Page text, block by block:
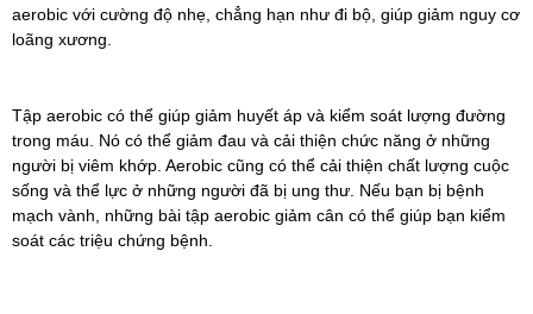
aerobic với cường độ nhẹ, chẳng hạn như đi bộ, giúp giảm nguy cơ
loãng xương.
Tập aerobic có thể giúp giảm huyết áp và kiểm soát lượng đường
trong máu. Nó có thể giảm đau và cải thiện chức năng ở những
người bị viêm khớp. Aerobic cũng có thể cải thiện chất lượng cuộc
sống và thể lực ở những người đã bị ung thư. Nếu bạn bị bệnh
mạch vành, những bài tập aerobic giảm cân có thể giúp bạn kiểm
soát các triệu chứng bệnh.